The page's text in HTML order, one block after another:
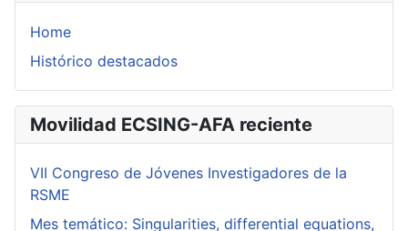
Home
Histórico destacados
Movilidad ECSING-AFA reciente
VII Congreso de Jóvenes Investigadores de la
RSME
Mes temático: Singularities, differential equations,